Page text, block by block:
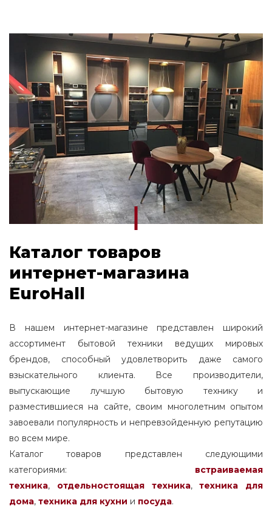
Каталог товаров
интернет-магазина
EuroHall
В нашем интернет-магазине представлен широкий
ассортимент бытовой техники ведущих мировых
брендов, способный удовлетворить даже самого
взыскательного клиента. Все производители,
выпускающие лучшую бытовую технику и
разместившиеся на сайте, своим многолетним опытом
завоевали популярность и непревзойденную репутацию
во всем мире.
Каталог товаров представлен следующими
категориями: встраиваемая
техника, отдельностоящаятехника,
техника для
дома, техника для кухни и посуда.